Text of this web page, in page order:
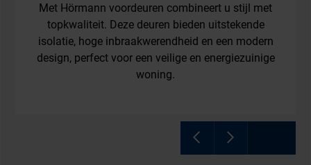
Met Hörmann voordeuren combineert u stijl met
topkwaliteit. Deze deuren bieden uitstekende
isolatie, hoge inbraakwerendheid en een modern
design, perfect voor een veilige en energiezuinige
woning.